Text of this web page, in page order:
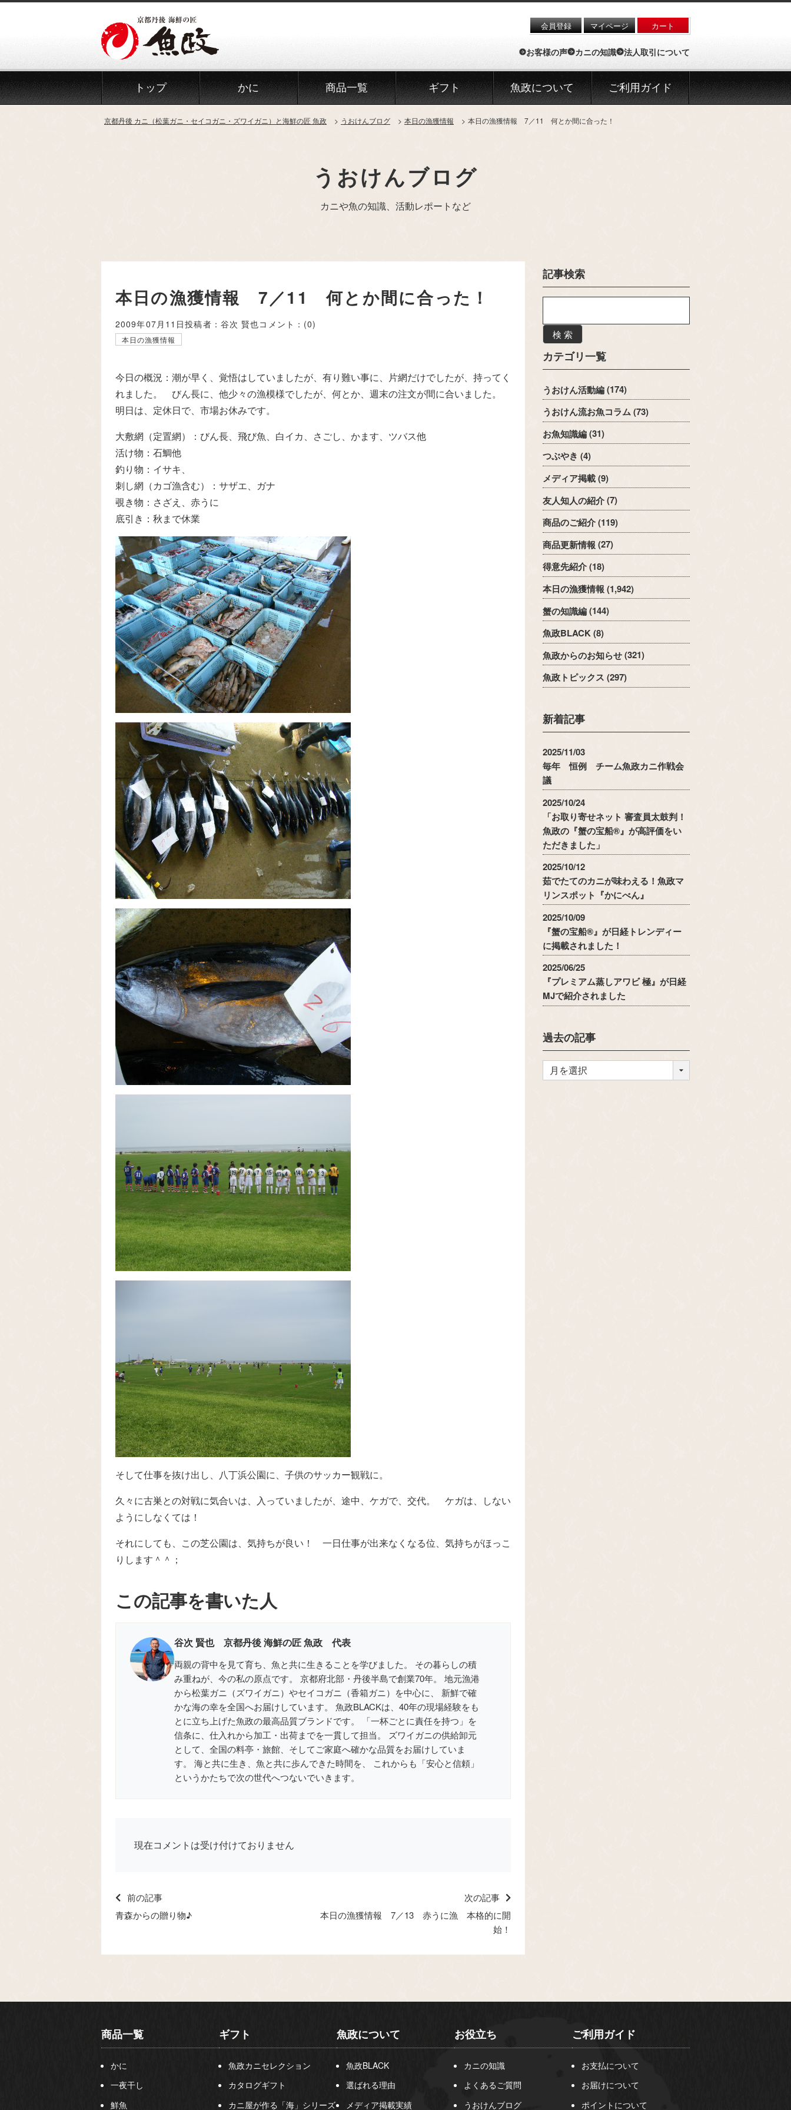
Skip
会員登録 マイページ カート
お客様の声 カニの知識 法人取引について
トップ かに 商品一覧 ギフト 魚政について ご利用ガイド
京都丹後 カニ（松葉ガニ・セイコガニ・ズワイガニ）と海鮮の匠 魚政 うおけんブログ 本日の漁獲情報 本日の漁獲情報 7／11 何とか間に合った！
うおけんブログ
カニや魚の知識、活動レポートなど
本日の漁獲情報 7／11 何とか間に合った！
2009年07月11日投稿者：谷次 賢也コメント： (0)
本日の漁獲情報
今日の概況：潮が早く、覚悟はしていましたが、有り難い事に、片網だけでしたが、持ってく
れました。 びん長に、他少々の漁模様でしたが、何とか、週末の注文が間に合いました。
明日は、定休日で、市場お休みです。
大敷網（定置網）：びん長、飛び魚、白イカ、さごし、かます、ツバス他
活け物：石鯛他
釣り物：イサキ、
刺し網（カゴ漁含む）：サザエ、ガナ
覗き物：さざえ、赤うに
底引き：秋まで休業
そして仕事を抜け出し、八丁浜公園に、子供のサッカー観戦に。
久々に古巣との対戦に気合いは、入っていましたが、途中、ケガで、交代。 ケガは、しない
ようにしなくては！
それにしても、この芝公園は、気持ちが良い！ 一日仕事が出来なくなる位、気持ちがほっこ
りします＾＾；
この記事を書いた人
谷次 賢也 京都丹後 海鮮の匠 魚政 代表
両親の背中を見て育ち、魚と共に生きることを学びました。 その暮らしの積
み重ねが、今の私の原点です。 京都府北部・丹後半島で創業70年。 地元漁港
から松葉ガニ（ズワイガニ）やセイコガニ（香箱ガニ）を中心に、 新鮮で確
かな海の幸を全国へお届けしています。 魚政BLACKは、40年の現場経験をも
とに立ち上げた魚政の最高品質ブランドです。 「一杯ごとに責任を持つ」を
信条に、仕入れから加工・出荷までを一貫して担当。 ズワイガニの供給卸元
として、全国の料亭・旅館、そしてご家庭へ確かな品質をお届けしていま
す。 海と共に生き、魚と共に歩んできた時間を、 これからも「安心と信頼」
というかたちで次の世代へつないでいきます。
現在コメントは受け付けておりません
前の記事
青森からの贈り物♪
次の記事
本日の漁獲情報 7／13 赤うに漁 本格的に開
始！
記事検索
検 索
カテゴリ一覧
うおけん活動編(174)
うおけん流お魚コラム(73)
お魚知識編(31)
つぶやき (4)
メディア掲載(9)
友人知人の紹介(7)
商品のご紹介(119)
商品更新情報 (27)
得意先紹介(18)
本日の漁獲情報 (1,942)
蟹の知識編(144)
魚政BLACK(8)
魚政からのお知らせ(321)
魚政トピックス (297)
新着記事
2025/11/03
毎年 恒例 チーム魚政カニ作戦会
議
2025/10/24
「お取り寄せネット 審査員太鼓判！
魚政の『蟹の宝船®』が高評価をい
ただきました」
2025/10/12
茹でたてのカニが味わえる！魚政マ
リンスポット『かにべん』
2025/10/09
『蟹の宝船®』が日経トレンディー
に掲載されました！
2025/06/25
『プレミアム蒸しアワビ 極』が日経
MJで紹介されました
過去の記事
商品一覧
かに
一夜干し
鮮魚
ギフト
魚政カニセレクション
カタログギフト
カニ屋が作る「海」シリーズ
魚政について
魚政BLACK
選ばれる理由
メディア掲載実績
お役立ち
カニの知識
よくあるご質問
うおけんブログ
ご利用ガイド
お支払について
お届けについて
ポイントについて